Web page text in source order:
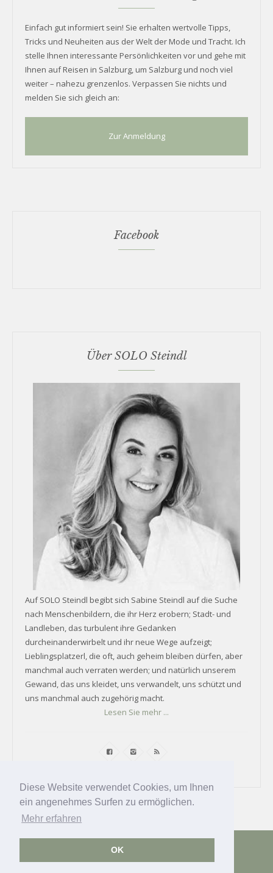
Diese Website verwendet Cookies, um Ihnen
ein angenehmes Surfen zu ermöglichen.
Mehr erfahren
OK
Einfach gut informiert sein! Sie erhalten wertvolle Tipps,
Tricks und Neuheiten aus der Welt der Mode und Tracht. Ich
stelle Ihnen interessante Persönlichkeiten vor und gehe mit
Ihnen auf Reisen in Salzburg, um Salzburg und noch viel
weiter – nahezu grenzenlos. Verpassen Sie nichts und
melden Sie sich gleich an:
Zur Anmeldung
Facebook
Über SOLO Steindl
Auf SOLO Steindl begibt sich Sabine Steindl auf die Suche
nach Menschenbildern, die ihr Herz erobern; Stadt- und
Landleben, das turbulent ihre Gedanken
durcheinanderwirbelt und ihr neue Wege aufzeigt;
Lieblingsplatzerl, die oft, auch geheim bleiben dürfen, aber
manchmal auch verraten werden; und natürlich unserem
Gewand, das uns kleidet, uns verwandelt, uns schützt und
uns manchmal auch zugehörig macht.
Lesen Sie mehr ...
Impressum